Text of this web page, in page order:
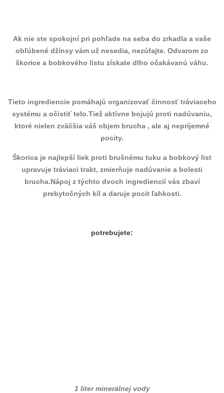
Ak nie ste spokojní pri pohľade na seba do zrkadla a vaše
obľúbené džínsy vám už nesedia, nezúfajte. Odvarom zo
škorice a bobkového listu získate dlho očakávanú váhu.
Tieto ingrediencie pomáhajú organizovať činnosť tráviaceho
systému a očistiť telo.Tiež aktívne bojujú proti nadúvaniu,
ktoré nielen zväčšia váš objem brucha , ale aj nepríjemné
pocity.
Škorica je najlepší liek proti brušnému tuku a bobkový list
upravuje tráviaci trakt, zmierňuje nadúvanie a bolesti
brucha.Nápoj z týchto dvoch ingrediencií vás zbaví
prebytočných kíl a daruje pocit ľahkosti.
potrebujete:
1 liter minerálnej vody